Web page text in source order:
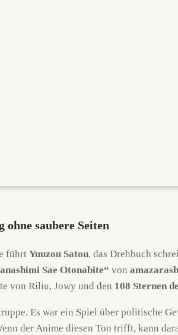
ohne saubere Seiten
führt Yuuzou Satou, das Drehbuch
Sae Otonabite“ von
von Riliu, Jowy und den 108 Sternen
Es war ein Spiel über politische
der Anime diesen Ton trifft, kann